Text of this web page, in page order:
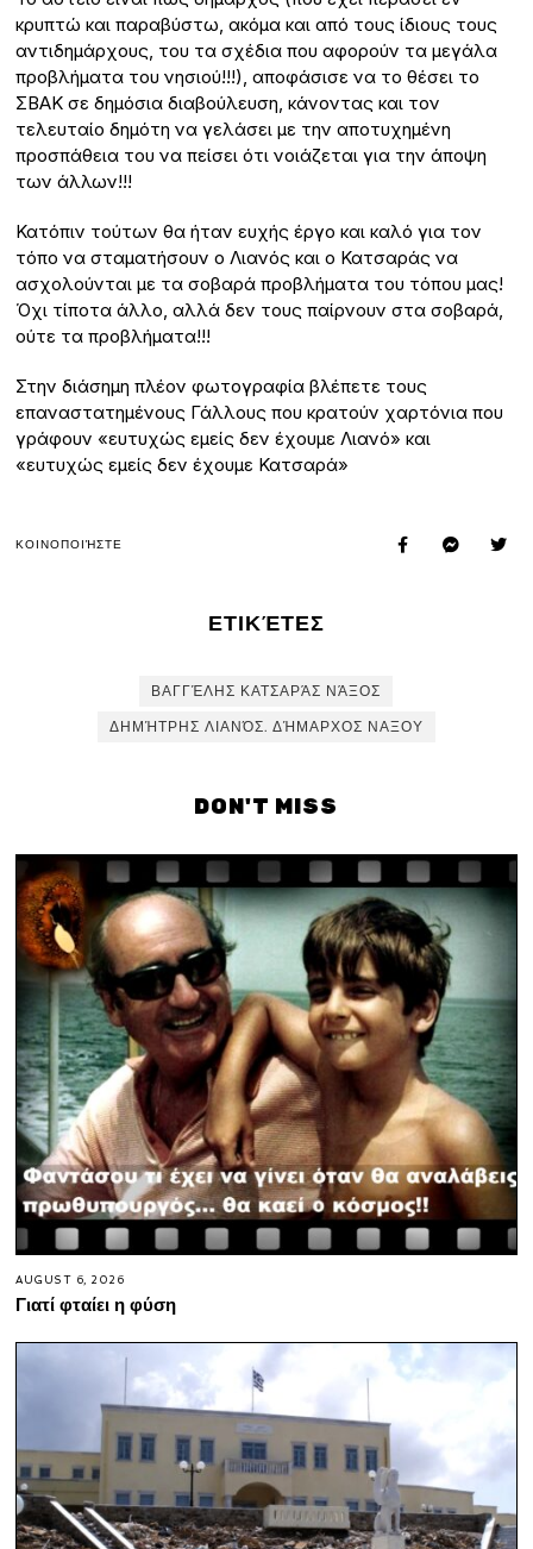
κρυπτώ και παραβύστω, ακόμα και από τους ίδιους τους
αντιδημάρχους, του τα σχέδια που αφορούν τα μεγάλα
προβλήματα του νησιού!!!), αποφάσισε να το θέσει το
ΣΒΑΚ σε δημόσια διαβούλευση, κάνοντας και τον
τελευταίο δημότη να γελάσει με την αποτυχημένη
προσπάθεια του να πείσει ότι νοιάζεται για την άποψη
των άλλων!!!
Κατόπιν τούτων θα ήταν ευχής έργο και καλό για τον
τόπο να σταματήσουν ο Λιανός και ο Κατσαράς να
ασχολούνται με τα σοβαρά προβλήματα του τόπου μας!
Όχι τίποτα άλλο, αλλά δεν τους παίρνουν στα σοβαρά,
ούτε τα προβλήματα!!!
Στην διάσημη πλέον φωτογραφία βλέπετε τους
επαναστατημένους Γάλλους που κρατούν χαρτόνια που
γράφουν «ευτυχώς εμείς δεν έχουμε Λιανό» και
«ευτυχώς εμείς δεν έχουμε Κατσαρά»
ΚΟΙΝΟΠΟΙΉΣΤΕ
ΕΤΙΚΈΤΕΣ
ΒΑΓΓΈΛΗΣ ΚΑΤΣΑΡΆΣ ΝΆΞΟΣ
ΔΗΜΉΤΡΗΣ ΛΙΑΝΌΣ. ΔΉΜΑΡΧΟΣ ΝΑΞΟΥ
DON'T MISS
AUGUST 6, 2026
Γιατί φταίει η φύση